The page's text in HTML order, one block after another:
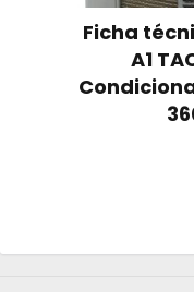
Ficha
A1